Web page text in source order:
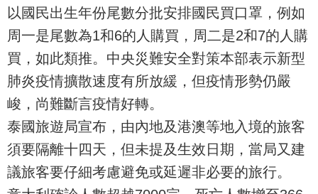
以國民出生年份尾數分批安排國民買口罩，例如
周一是尾數為1和6的人購買，周二是2和7的人購
買，如此類推。中央災難安全對策本部表示新型
肺炎疫情擴散速度有所放緩，但疫情形勢仍嚴
峻，尚難斷言疫情好轉。
泰國旅遊局宣布，由內地及港澳等地入境的旅客
須要隔離十四天，但未提及生效日期，當局又建
議旅客要仔細考慮避免或延遲非必要的旅行。